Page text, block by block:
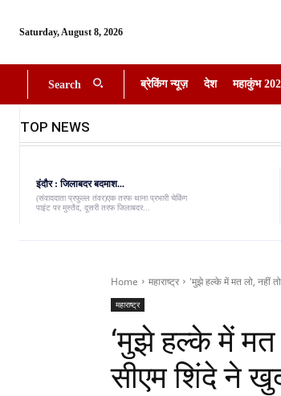
Saturday, August 8, 2026
Search ब्रेकिंग न्यूज़ देश महाकुंभ
TOP NEWS
इंदौर : जिलाबदर बदमाश...
(संवाददाता प्रफुल्ल तंवर)एक तरफ थाना प्रभारी चेकिंग
पाइंट पर मुस्तैद, दूसरी तरफ जिलाबदर...
Home महाराष्ट्र 'मुझे हल्के में मत लो, नहीं तो
महाराष्ट्र
‘मुझे हल्के में मत
सीएम शिंदे ने